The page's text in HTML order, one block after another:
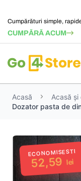
Cumpărături simple,
CUMPĂRĂ ACUM
Acasă Acasă
Dozator pasta de
ECONOMISESTI
52,59 lei